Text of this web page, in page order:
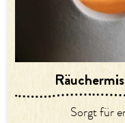
Sorgt für